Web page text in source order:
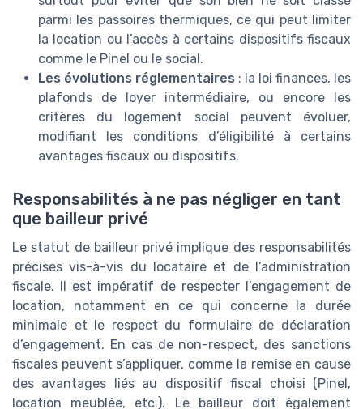
parmi les passoires thermiques, ce qui peut limiter
la location ou l’accès à certains dispositifs fiscaux
comme le Pinel ou le social.
Les évolutions réglementaires : la loi finances, les
plafonds de loyer intermédiaire, ou encore les
critères du logement social peuvent évoluer,
modifiant les conditions d’éligibilité à certains
avantages fiscaux ou dispositifs.
Responsabilités à ne pas négliger en tant
que bailleur privé
Le statut de bailleur privé implique des responsabilités
précises vis-à-vis du locataire et de l’administration
fiscale. Il est impératif de respecter l’engagement de
location, notamment en ce qui concerne la durée
minimale et le respect du formulaire de déclaration
d’engagement. En cas de non-respect, des sanctions
fiscales peuvent s’appliquer, comme la remise en cause
des avantages liés au dispositif fiscal choisi (Pinel,
location meublée, etc.). Le bailleur doit également